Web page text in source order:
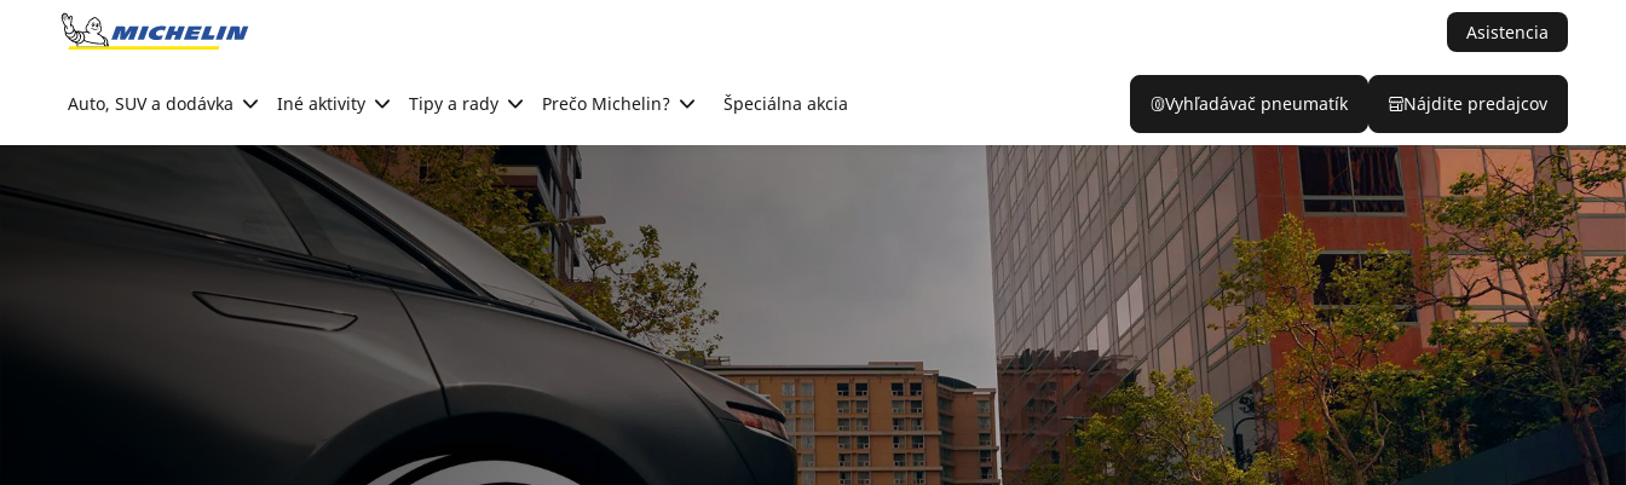
Go to page content
Asistencia
Auto, SUV a dodávka Iné aktivity Tipy a rady Prečo Michelin? Špeciálna akcia Vyhľadávač pneumatík Nájdite predajcov